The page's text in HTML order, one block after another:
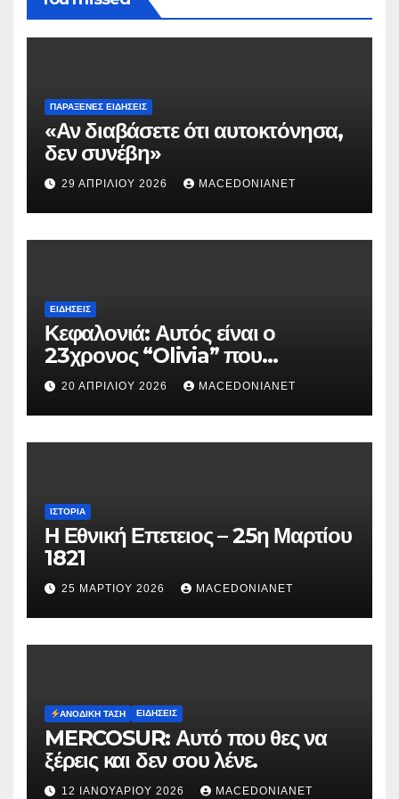
ΠΑΡΆΞΕΝΕΣ ΕΙΔΉΣΕΙΣ
«Αν διαβάσετε ότι αυτοκτόνησα,
δεν συνέβη»
29 ΑΠΡΙΛΊΟΥ 2026 MACEDONIANET
ΕΙΔΉΣΕΙΣ
Κεφαλονιά: Αυτός είναι ο
23χρονος “Olivia” που
κατηγορείται για τον θάνατο της
Μυρτούς
20 ΑΠΡΙΛΊΟΥ 2026 MACEDONIANET
ΙΣΤΟΡΊΑ
Η Εθνική Επετειος – 25η Μαρτίου
1821
25 ΜΑΡΤΊΟΥ 2026 MACEDONIANET
ΑΝΟΔΙΚΉ ΤΆΣΗ ΕΙΔΉΣΕΙΣ
MERCOSUR: Αυτό που θες να
ξέρεις και δεν σου λένε.
12 ΙΑΝΟΥΑΡΊΟΥ 2026 MACEDONIANET